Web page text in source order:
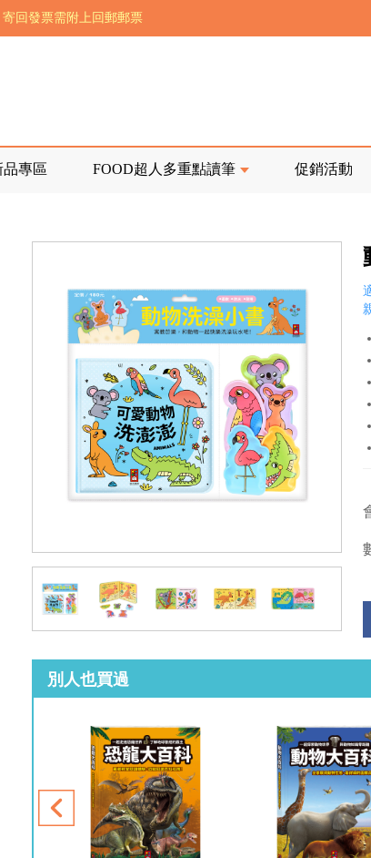
前正興建中!
回發票需附上回郵郵票
品專區 FOOD超人多重點讀筆 促銷活動
別人也買過